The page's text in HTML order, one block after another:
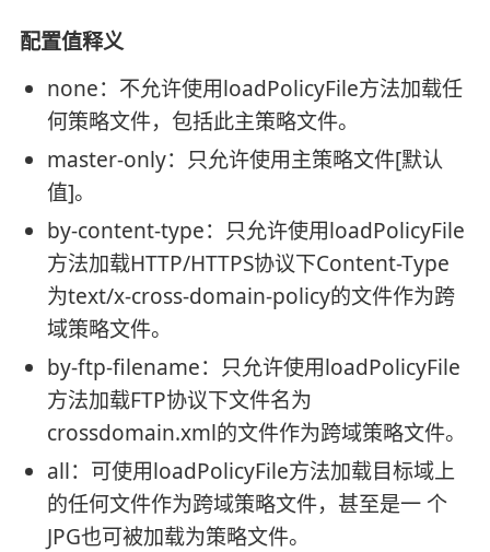
配置值释义
none：不允许使用loadPolicyFile方法加载任
何策略文件，包括此主策略文件。
master-only：只允许使用主策略文件[默认
值]。
by-content-type：只允许使用loadPolicyFile
方法加载HTTP/HTTPS协议下Content-Type
为text/x-cross-domain-policy的文件作为跨
域策略文件。
by-ftp-filename：只允许使用loadPolicyFile
方法加载FTP协议下文件名为
crossdomain.xml的文件作为跨域策略文件。
all：可使用loadPolicyFile方法加载目标域上
的任何文件作为跨域策略文件，甚至是一 个
JPG也可被加载为策略文件。